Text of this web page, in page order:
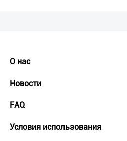
О нас
Новости
FAQ
Условия использования